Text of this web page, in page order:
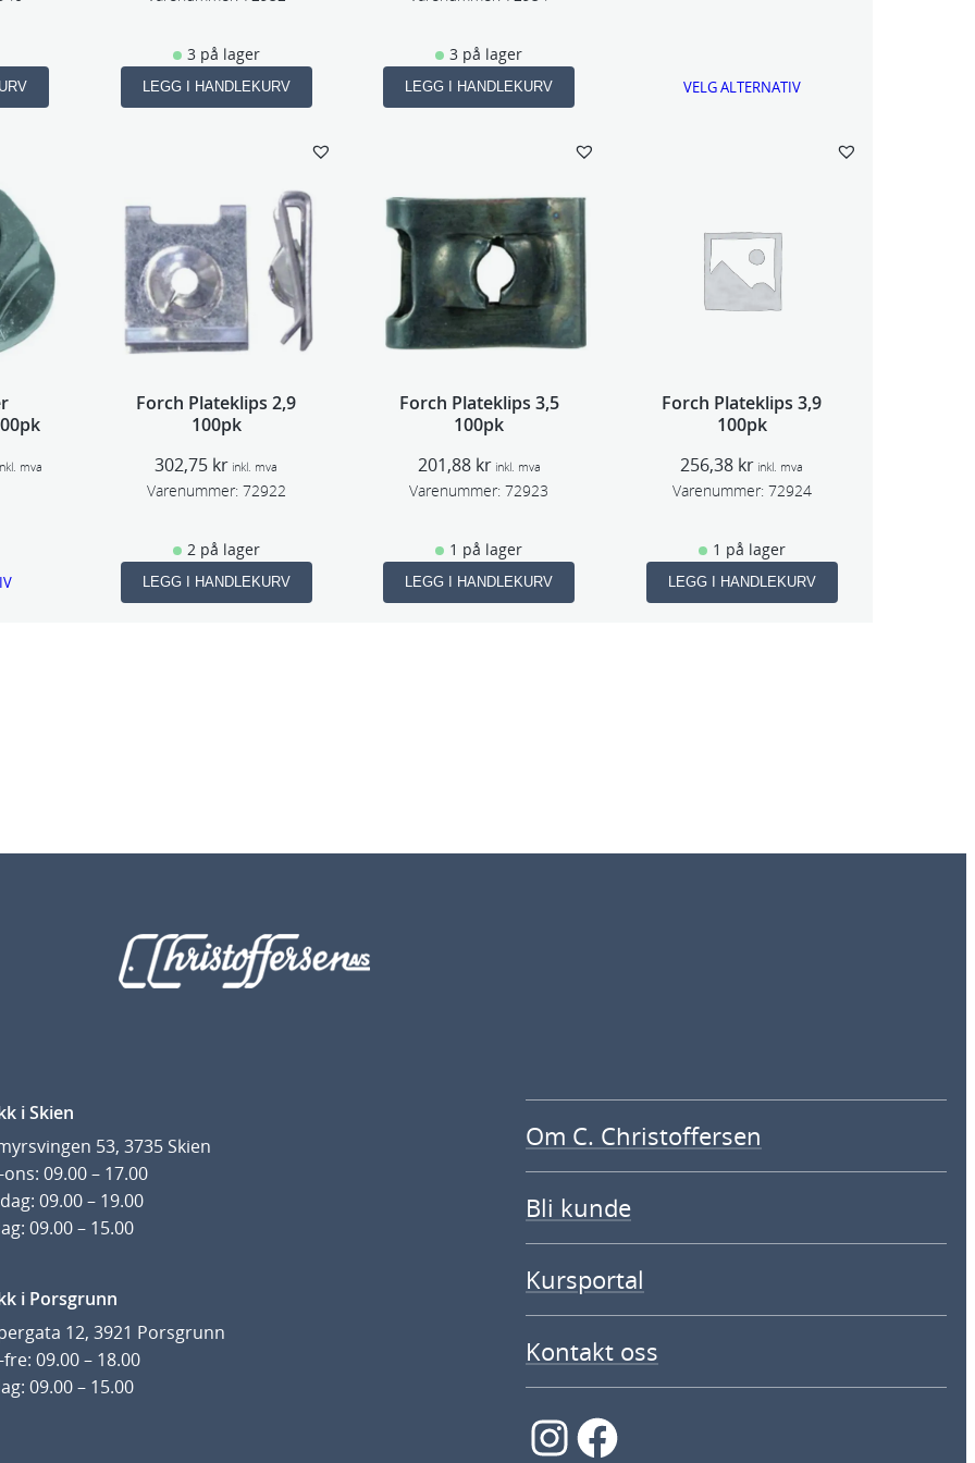
r
r
3 på lager
LEGG I HANDLEKURV
3 på lager
LEGG I HANDLEKURV
r
r
t
0
k
r
VELG ALTERNATIV
mva
Forch Plateklips 2,9
100pk
302,75 kr inkl. mva
Varenummer: 72922
2 på lager
LEGG I HANDLEKURV
Forch Plateklips 3,5
100pk
201,88 kr inkl. mva
Varenummer: 72923
1 på lager
LEGG I HANDLEKURV
Forch Plateklips 3,9
100pk
256,38 kr inkl. mva
Varenummer: 72924
1 på lager
LEGG I HANDLEKURV
i Skien
53, 3735 Skien
09.00 – 17.00
09.00 – 19.00
09.00 – 15.00
i Porsgrunn
12, 3921 Porsgrunn
09.00 – 18.00
09.00 – 15.00
Om C. Christoffersen
Bli kunde
Kursportal
Kontakt oss
InstagramFacebook